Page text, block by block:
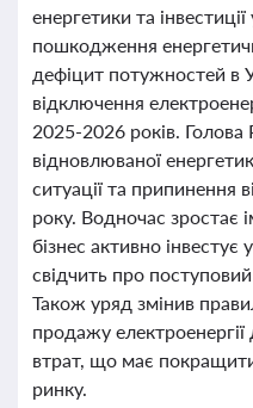
енергетики та
пошкодження
дефіцит потужностей в
відключення
2025-2026 років. Голова
відновлюваної
ситуації та припинення
року. Водночас зростає
бізнес активно
свідчить про
Також уряд змінив
продажу
втрат, що має покращити
ринку.